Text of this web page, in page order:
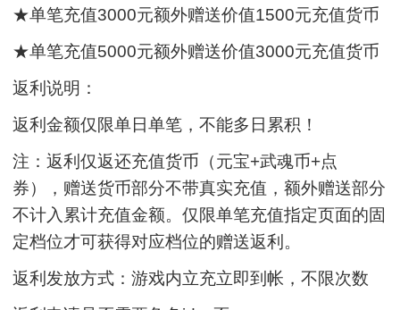
★单笔充值3000元额外赠送价值1500元充值货币
★单笔充值5000元额外赠送价值3000元充值货币
返利说明：
返利金额仅限单日单笔，不能多日累积！
注：返利仅返还充值货币（元宝+武魂币+点
券），赠送货币部分不带真实充值，额外赠送部分
不计入累计充值金额。仅限单笔充值指定页面的固
定档位才可获得对应档位的赠送返利。
返利发放方式：游戏内立充立即到帐，不限次数